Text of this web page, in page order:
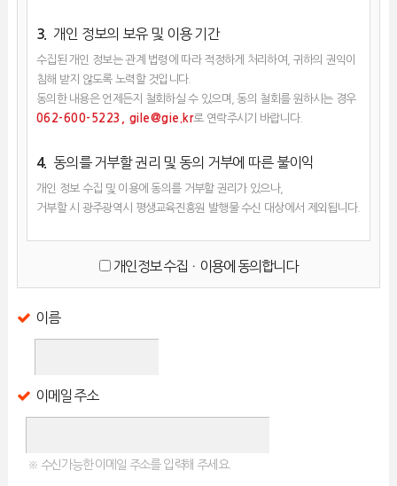
3. 개인 정보의 보유 및 이용 기간
수집된 개인 정보는 관계 법령에 따라 적정하게 처리하여, 귀하의 권익이
침해 받지 않도록 노력할 것입니다.
동의한 내용은 언제든지 철회하실 수 있으며, 동의 철회를 원하시는 경우
062-600-5223, gile@gie.kr로 연락주시기 바랍니다.
4. 동의를 거부할 권리 및 동의 거부에 따른 불이익
개인 정보 수집 및 이용에 동의를 거부할 권리가 있으나,
거부할 시 광주광역시 평생교육진흥원 발행물 수신 대상에서 제외됩니다.
개인정보 수집ㆍ이용에 동의합니다
이름
이메일 주소
※ 수신가능한 이메일 주소를 입력해 주세요.